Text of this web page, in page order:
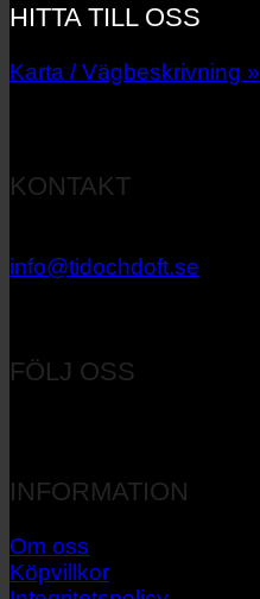
HITTA TILL OSS
Karta / Vägbeskrivning »
KONTAKT
info@tidochdoft.se
FÖLJ OSS
INFORMATION
Om oss
Köpvillkor